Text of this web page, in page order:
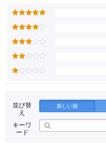
並び替
え
新しい順
キーワ
ード